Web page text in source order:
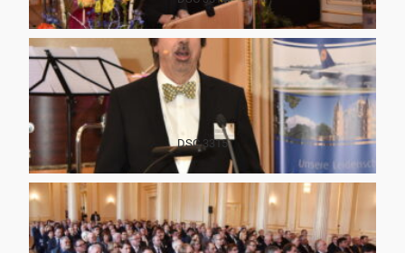
DSC 3315